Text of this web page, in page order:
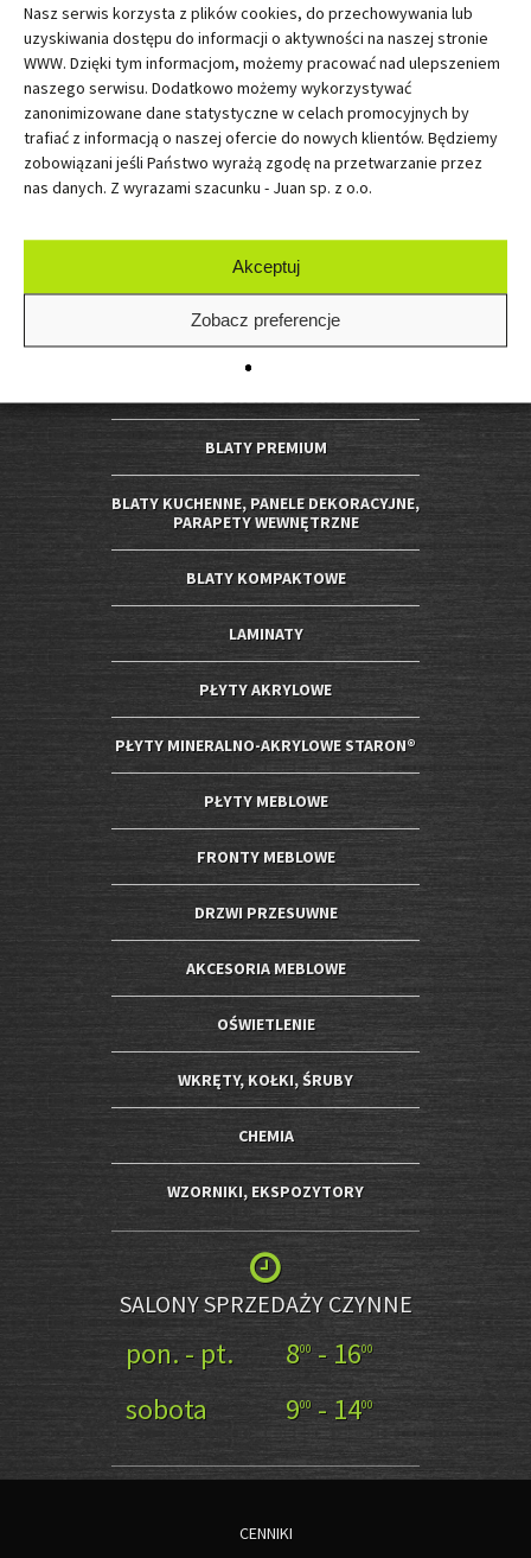
Nasz serwis korzysta z plików cookies, do przechowywania lub
uzyskiwania dostępu do informacji o aktywności na naszej stronie
WWW. Dzięki tym informacjom, możemy pracować nad ulepszeniem
naszego serwisu. Dodatkowo możemy wykorzystywać
zanonimizowane dane statystyczne w celach promocyjnych by
trafiać z informacją o naszej ofercie do nowych klientów. Będziemy
zobowiązani jeśli Państwo wyrażą zgodę na przetwarzanie przez
nas danych. Z wyrazami szacunku - Juan sp. z o.o.
Akceptuj
Zobacz preferencje
O dostępność produktu pytaj w najbliższym oddziale JUAN
Przedstawiona oferta cenowa ma charakter informacyjny, nie stanowi oferty
handlowej w rozumieniu Art.66 par.1 Kodeksu Cywilnego. Ceny mogą zmienić
się bez uprzedzenia i podania przyczyny.
Kolory na zdjęciach mogą się różnić od rzeczywistych w zależności od ustawień
monitora. W przypadku jakichkolwiek wątpliwości zapraszamy do najbliższego
salonu sprzedaży JUAN.
BLATY PREMIUM
BLATY KUCHENNE, PANELE DEKORACYJNE,
PARAPETY WEWNĘTRZNE
BLATY KOMPAKTOWE
LAMINATY
PŁYTY AKRYLOWE
PŁYTY MINERALNO-AKRYLOWE STARON®
PŁYTY MEBLOWE
FRONTY MEBLOWE
DRZWI PRZESUWNE
AKCESORIA MEBLOWE
OŚWIETLENIE
WKRĘTY, KOŁKI, ŚRUBY
CHEMIA
WZORNIKI, EKSPOZYTORY
SALONY SPRZEDAŻY CZYNNE
pon. - pt. 800- 1600
sobota 900 - 1400
CENNIKI